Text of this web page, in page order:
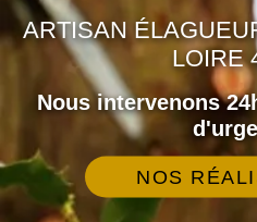
ARTISAN
LOIRE
Nous intervenons
NOS